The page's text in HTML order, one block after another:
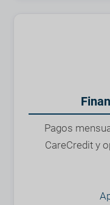
Pagos
CareCredit y